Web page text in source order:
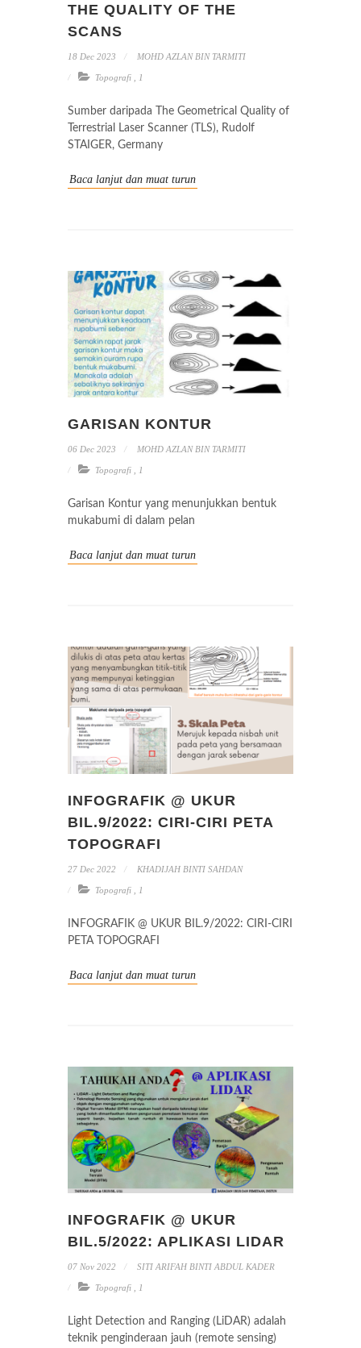
THE QUALITY OF THE
SCANS
18 Dec 2023 MOHD AZLAN BIN TARMITI
Topografi 1
Sumber daripada The Geometrical Quality of
Terrestrial Laser Scanner (TLS), Rudolf
STAIGER, Germany
Baca lanjut dan muat turun
GARISAN KONTUR
06 Dec 2023 MOHD AZLAN BIN TARMITI
Topografi 1
Garisan Kontur yang menunjukkan bentuk
mukabumi di dalam pelan
Baca lanjut dan muat turun
INFOGRAFIK @ UKUR
BIL.9/2022: CIRI-CIRI PETA
TOPOGRAFI
27 Dec 2022 KHADIJAH BINTI SAHDAN
Topografi 1
INFOGRAFIK @ UKUR BIL.9/2022: CIRI-CIRI
PETA TOPOGRAFI
Baca lanjut dan muat turun
INFOGRAFIK @ UKUR
BIL.5/2022: APLIKASI LIDAR
07 Nov 2022 SITI ARIFAH BINTI ABDUL KADER
Topografi 1
Light Detection and Ranging (LiDAR) adalah
teknik penginderaan jauh (remote sensing)